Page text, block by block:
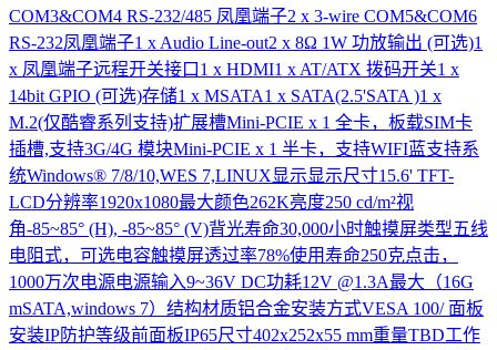
COM3&COM4 RS-232/485 凤凰端子2 x 3-wire COM5&COM6
RS-232凤凰端子1 x Audio Line-out2 x 8Ω 1W 功放输出 (可选)1
x 凤凰端子远程开关接口1 x HDMI1 x AT/ATX 拨码开关1 x
14bit GPIO (可选)存储1 x MSATA1 x SATA(2.5'SATA )1 x
M.2(仅酷睿系列支持)扩展槽Mini-PCIE x 1 全卡，板载SIM卡
插槽,支持3G/4G 模块Mini-PCIE x 1 半卡，支持WIFI蓝支持系
统Windows® 7/8/10,WES 7,LINUX显示显示尺寸15.6' TFT-
LCD分辨率1920x1080最大颜色262K亮度250 cd/m²视
角-85~85° (H), -85~85° (V)背光寿命30,000小时触摸屏类型五线
电阻式，可选电容触摸屏透过率78%使用寿命250克点击，
1000万次电源电源输入9~36V DC功耗12V @1.3A最大（16G
mSATA,windows 7）结构材质铝合金安装方式VESA 100/ 面板
安装IP防护等级前面板IP65尺寸402x252x55 mm重量TBD工作